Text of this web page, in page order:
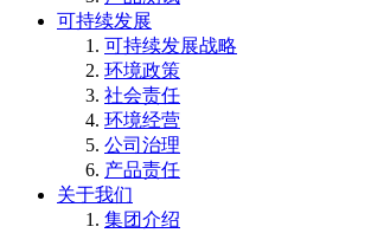
可持续发展
可持续发展战略
环境政策
社会责任
环境经营
公司治理
产品责任
关于我们
集团介绍